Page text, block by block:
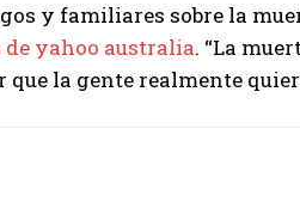
y familiares sobre la
yahoo australia. “La
la gente realmente